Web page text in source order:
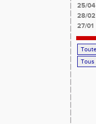
25/04
28/02
27/01